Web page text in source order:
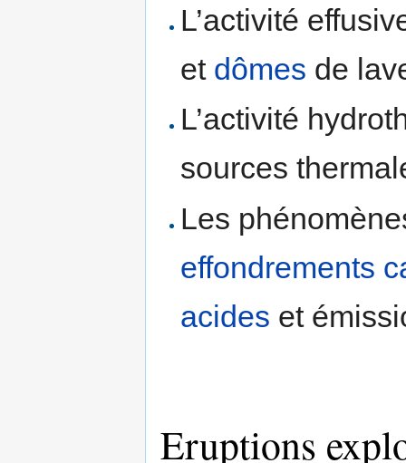
L’activité
et dômes de
L’activité
sources
Les
effondrements
acides et
Eruptions